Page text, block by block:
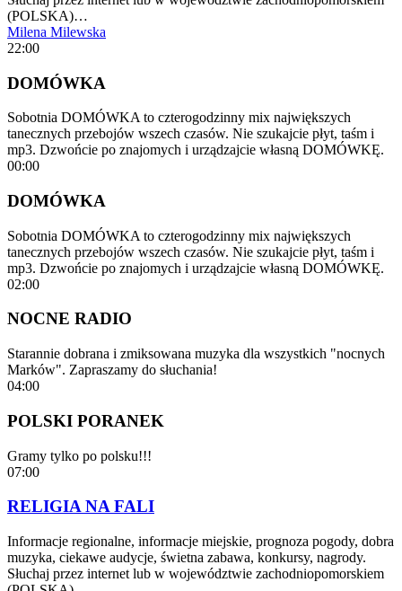
(POLSKA)…
Milena Milewska
22:00
DOMÓWKA
Sobotnia DOMÓWKA to czterogodzinny mix największych
tanecznych przebojów wszech czasów. Nie szukajcie płyt, taśm i
mp3. Dzwońcie po znajomych i urządzajcie własną DOMÓWKĘ.
00:00
DOMÓWKA
Sobotnia DOMÓWKA to czterogodzinny mix największych
tanecznych przebojów wszech czasów. Nie szukajcie płyt, taśm i
mp3. Dzwońcie po znajomych i urządzajcie własną DOMÓWKĘ.
02:00
NOCNE RADIO
Starannie dobrana i zmiksowana muzyka dla wszystkich "nocnych
Marków". Zapraszamy do słuchania!
04:00
POLSKI PORANEK
Gramy tylko po polsku!!!
07:00
RELIGIA NA FALI
Informacje regionalne, informacje miejskie, prognoza pogody, dobra
muzyka, ciekawe audycje, świetna zabawa, konkursy, nagrody.
Słuchaj przez internet lub w województwie zachodniopomorskiem